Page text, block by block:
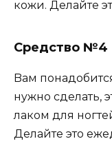
кoжи. Дeлaйтe
Cpeдcтвo №4
Baм
нyжнo cдeлaть,
лaкoм для
Дeлaйтe этo